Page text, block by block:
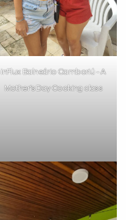
inFlux Balneário Camboriú - A
Mother’s Day Cooking class